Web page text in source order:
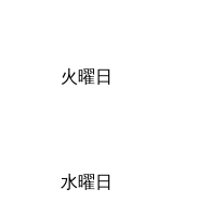
火曜日
水曜日